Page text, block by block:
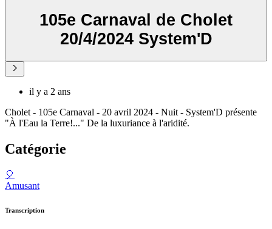
105e Carnaval de Cholet
20/4/2024 System'D
il y a 2 ans
Cholet - 105e Carnaval - 20 avril 2024 - Nuit - System'D présente
"À l'Eau la Terre!..." De la luxuriance à l'aridité.
Catégorie
🎈
Amusant
Transcription